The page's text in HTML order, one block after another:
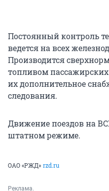
Постоянный контроль
ведется на всех
Производится
топливом
их дополнительное
следования.
Движение поездов на
штатном режиме.
ОАО «РЖД» rzd.ru
Реклама.